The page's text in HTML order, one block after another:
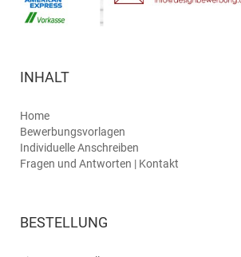
INHALT
Home
Bewerbungsvorlagen
Individuelle Anschreiben
Fragen und Antworten | Kontakt
BESTELLUNG